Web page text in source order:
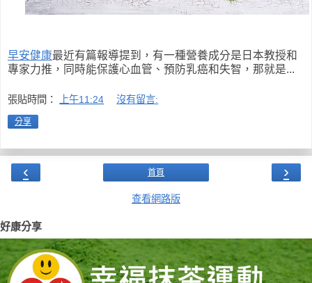
早安健康最近有篇報導提到，有一種營養成分是日本教授和
專家力推，同時能保護心血管、預防乳癌和失智，那就是...
張貼時間： 上午11:24 沒有留言:
分享
‹ ›
首頁
查看網路版
好康分享